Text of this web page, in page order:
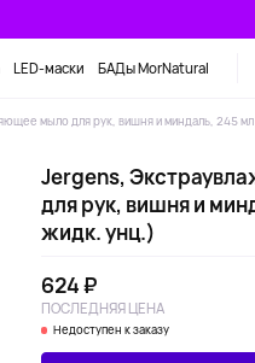
LED-маски БАДы MorNatural
мыло для рук, вишня и миндаль, 245
Jergens,
для рук, вишня и
жидк. унц.)
624 ₽
ПОСЛЕДНЯЯ ЦЕНА
Недоступен к заказу